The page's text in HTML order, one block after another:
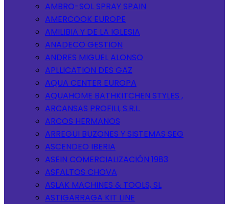
AMBRO-SOL SPRAY SPAIN
AMERCOOK EUROPE
AMILIBIA Y DE LA IGLESIA
ANADECO GESTION
ANDRES MIGUEL ALONSO
APLLICATION DES GAZ
AQUA CENTER EUROPA
AQUAHOME BATHKITCHEN STYLES ,
ARCANSAS PROFILI, S.R.L.
ARCOS HERMANOS
ARREGUI BUZONES Y SISTEMAS SEG
ASCENDEO IBERIA
ASEIN COMERCIALIZACIÓN 1983
ASFALTOS CHOVA
ASLAK MACHINES & TOOLS, SL
ASTIGARRAGA KIT LINE